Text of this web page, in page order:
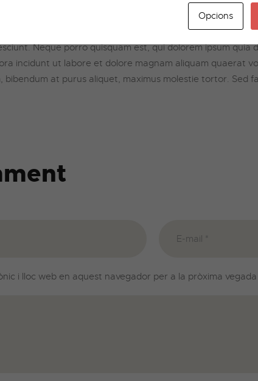
laudantium, totam rem aperiam, eaque ipsa quae ab
ipsam voluptatem quia voluptas sit aspernatur aut odit
Neque porro quisquam est, qui dolorem ipsum quia
incidunt ut labore et dolore magnam aliquam quaerat
bibendum at purus aliquet, maximus molestie tortor. Sed
i lloc web en aquest navegador per a la pròxima
Opcions